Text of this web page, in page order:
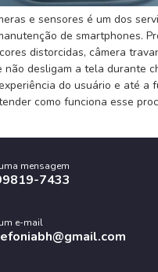
e sensores é um dos
de smartphones.
distorcidas, câmera
não desligam a tela durante
do usuário e até a
como funciona esse
mensagem
7433
e-mail